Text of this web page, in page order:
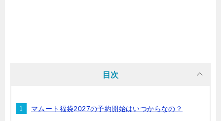
目次
マムート福袋2027の予約開始はいつからなの？